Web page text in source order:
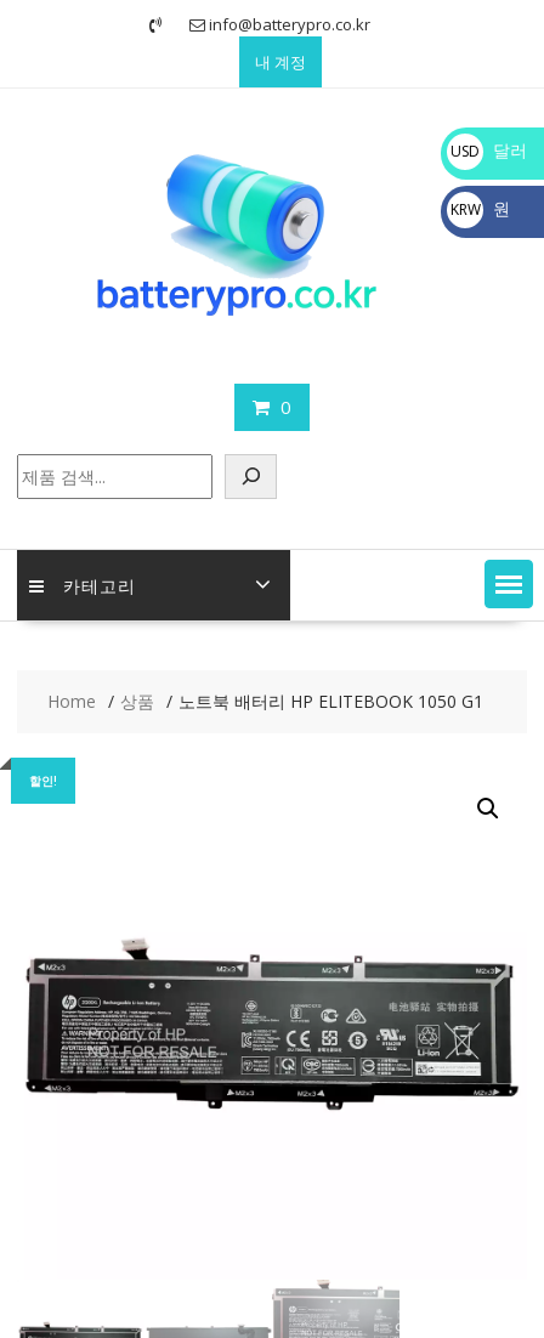
info@batterypro.co.kr
내 계정
0
색
카테고리
Home 상품 노트북 배터리 HP ELITEBOOK 1050 G1
할인!
USD
$
달러
KRW
₩
원